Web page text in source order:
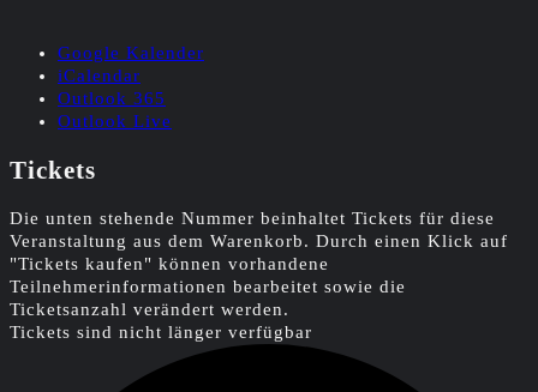
Google Kalender
iCalendar
Outlook 365
Outlook Live
Tickets
Die unten stehende Nummer beinhaltet Tickets für diese
Veranstaltung aus dem Warenkorb. Durch einen Klick auf
"Tickets kaufen" können vorhandene
Teilnehmerinformationen bearbeitet sowie die
Ticketsanzahl verändert werden.
Tickets sind nicht länger verfügbar